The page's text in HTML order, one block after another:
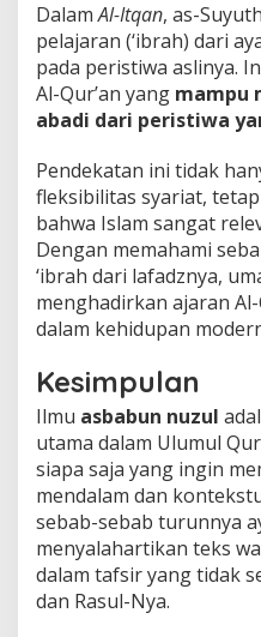
DalamAl-Itqan, as-
pelajaran (‘ibrah) dari
pada peristiwa aslinya.
Al-Qur’an yang mampu
abadi dari peristiwa
Pendekatan ini tidak
fleksibilitas syariat,
bahwa Islam sangat
Dengan memahami
‘ibrah dari lafadznya,
menghadirkan ajaran
dalam kehidupan
Kesimpulan
Ilmu asbabun nuzul
utama dalam Ulumul
siapa saja yang ingin
mendalam dan
sebab-sebab turunnya
menyalahartikan teks
dalam tafsir yang tidak
dan Rasul-Nya.